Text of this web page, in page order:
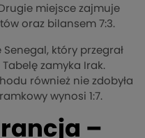
miejsce zajmuje
oraz bilansem 7:3.
który przegrał
zamyka Irak.
również nie zdobyła
wynosi 1:7.
–